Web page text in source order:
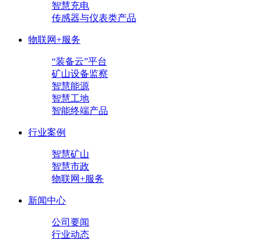
智慧充电
传感器与仪表类产品
物联网+服务
“装备云”平台
矿山设备监察
智慧能源
智慧工地
智能终端产品
行业案例
智慧矿山
智慧市政
物联网+服务
新闻中心
公司要闻
行业动态